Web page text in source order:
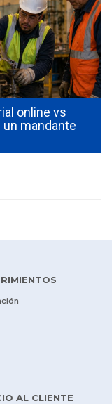
online vs
mandante
AL CLIENTE